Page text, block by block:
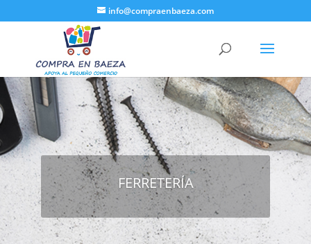
info@compraenbaeza.com
FERRETERÍA